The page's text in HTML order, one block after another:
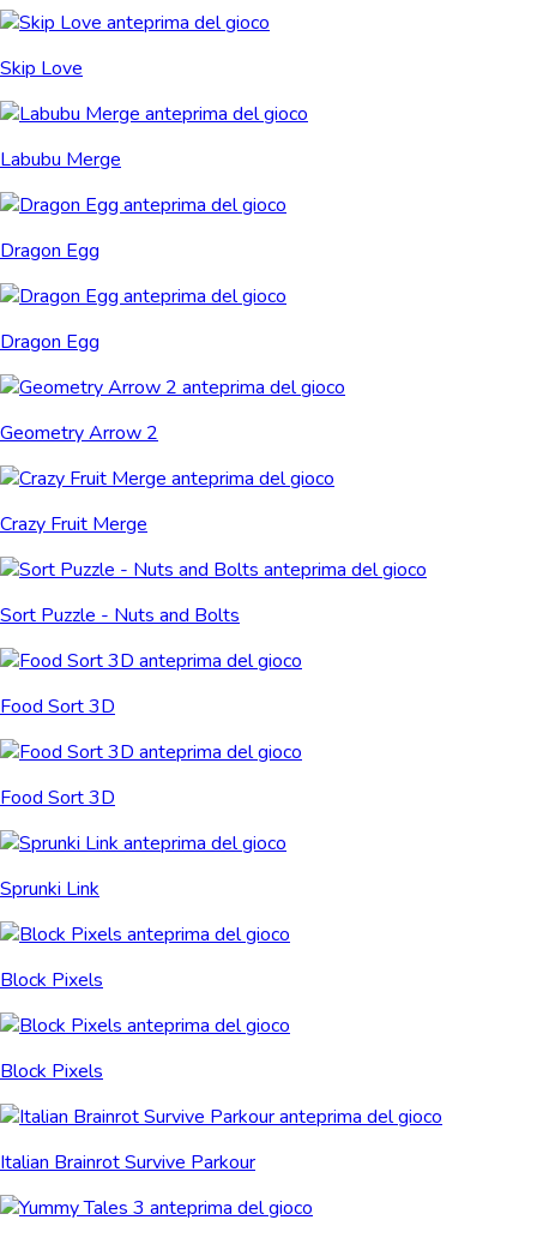
Skip Love
Labubu Merge
Dragon Egg
Dragon Egg
Geometry Arrow 2
Crazy Fruit Merge
Sort Puzzle - Nuts and Bolts
Food Sort 3D
Food Sort 3D
Sprunki Link
Block Pixels
Block Pixels
Italian Brainrot Survive Parkour